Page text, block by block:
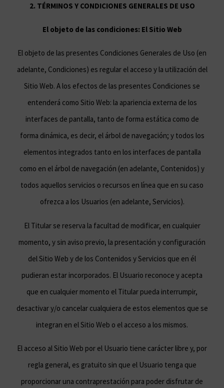
2. TÉRMINOS Y CONDICIONES GENERALES DE USO
El objeto de las condiciones: El Sitio Web
El objeto de las presentes Condiciones Generales de Uso (en
adelante, Condiciones) es regular el acceso y la utilización del
Sitio Web. A los efectos de las presentes Condiciones se
entenderá como Sitio Web: la apariencia externa de los
interfaces de pantalla, tanto de forma estática como de
forma dinámica, es decir, el árbol de navegación; y todos los
elementos integrados tanto en los interfaces de pantalla
como en el árbol de navegación (en adelante, Contenidos) y
todos aquellos servicios o recursos en línea que en su caso
ofrezca a los Usuarios (en adelante, Servicios).
El Titular se reserva la facultad de modificar, en cualquier
momento, y sin aviso previo, la presentación y configuración
del Sitio Web y de los Contenidos y Servicios que en él
pudieran estar incorporados. El Usuario reconoce y acepta
que en cualquier momento el Titular pueda interrumpir,
desactivar y/o cancelar cualquiera de estos elementos que se
integran en el Sitio Web o el acceso a los mismos.
El acceso al Sitio Web por el Usuario tiene carácter libre y, por
regla general, es gratuito sin que el Usuario tenga que
proporcionar una contraprestación para poder disfrutar de